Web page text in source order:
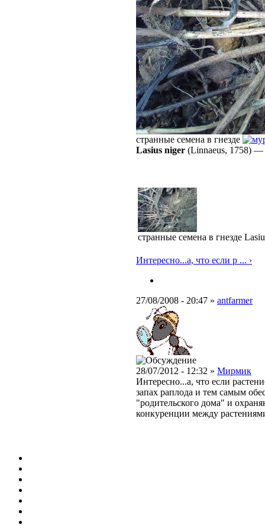
странные семена в гнезде
Lasius niger (Linnaeus, 1758) —
странные семена в гнезде
Интересно...а, что если р ... ›
27/08/2008 - 20:47 » antfarmer
28/07/2012 - 12:32 » Мирмик
Интересно...а, что если
запах раплода и тем самым
"родительского дома" и
конкуренции между